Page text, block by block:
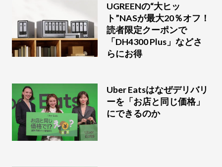
UGREENの“大ヒッ
ト”NASが最大20％オフ！
読者限定クーポンで
「DH4300 Plus」などさ
らにお得
Uber Eatsはなぜデリバリ
ーを「お店と同じ価格」
にできるのか